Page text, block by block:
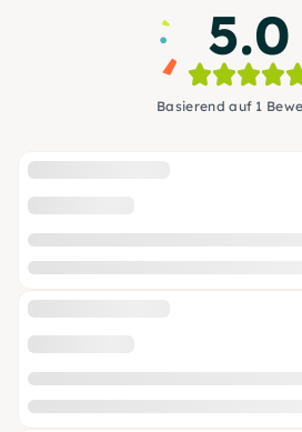
5.0
Basierend auf 1